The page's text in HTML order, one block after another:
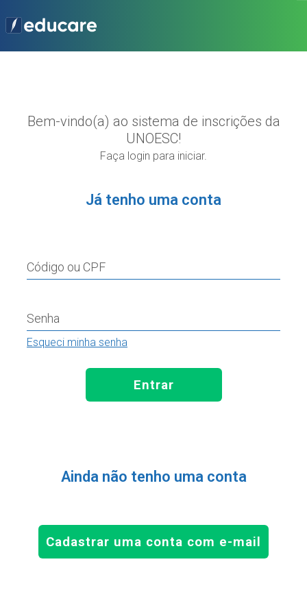
Bem-vindo(a) ao sistema de inscrições da
UNOESC!
Faça login para iniciar.
Já tenho uma conta
Código ou CPF
Senha
Esqueci minha senha
Entrar
Ainda não tenho uma conta
Cadastrar uma conta com e-mail